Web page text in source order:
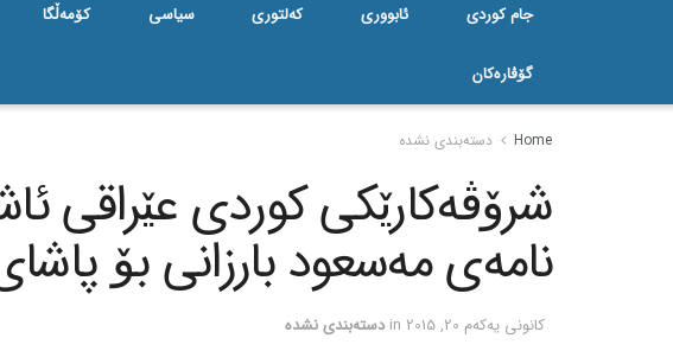
جام کوردی ئابووری کەلتوری سیاسی کۆمەڵگا
گۆڤاره‌کان
Home دسته‌بندی نشده
شرۆڤه‌کارێکی کوردی عێراقی
نامه‌ی مه‌سعود بارزانی بۆ
كانونی یه‌كه‌م 20, 2015 in دسته‌بندی نشده